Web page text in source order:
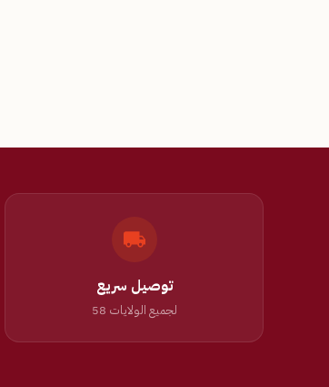
توصيل سريع
لجميع الولايات 58